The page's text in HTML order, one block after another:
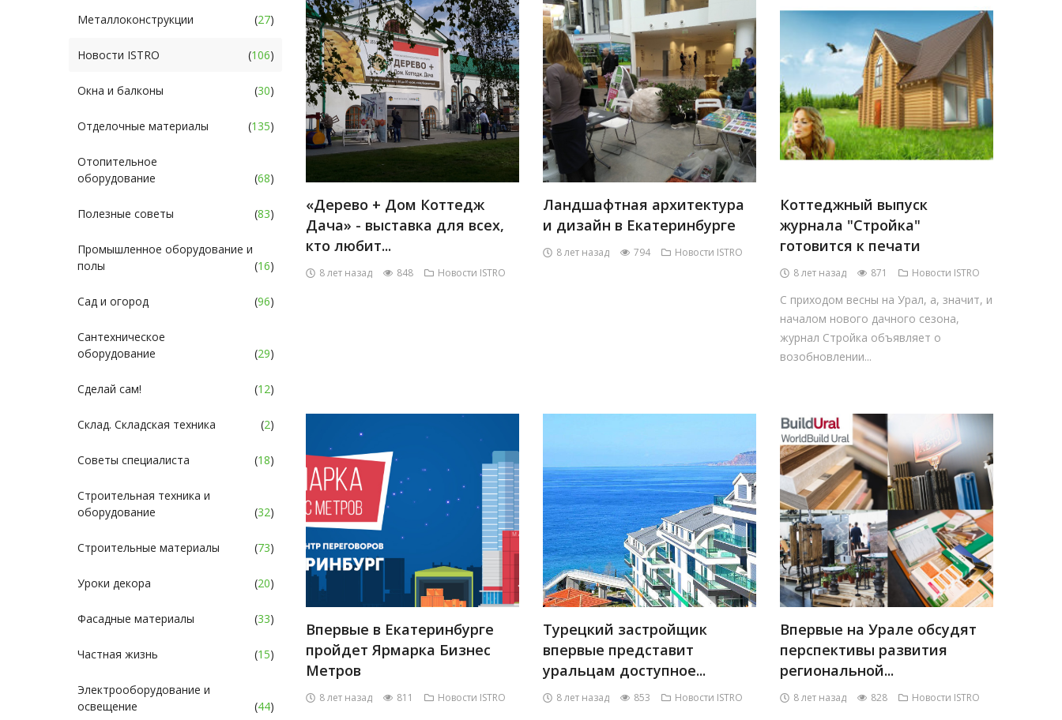
Металлоконструкции (27)
Новости ISTRO (106)
Окна и балконы (30)
Отделочные материалы (135)
Отопительное
оборудование
(68)
Полезные советы (83)
Промышленное оборудование и
полы
(16)
Сад и огород (96)
Сантехническое
оборудование
(29)
Сделай сам! (12)
Склад. Складская техника (2)
Советы специалиста (18)
Строительная техника и
оборудование
(32)
Строительные материалы (73)
Уроки декора (20)
Фасадные материалы (33)
Частная жизнь (15)
Электрооборудование и
освещение
(44)
«Дерево + Дом Коттедж
Дача» - выставка для всех,
кто любит...
8 лет назад 848 Новости ISTRO
Ландшафтная архитектура
и дизайн в Екатеринбурге
8 лет назад 794 Новости ISTRO
Коттеджный выпуск
журнала "Стройка"
готовится к печати
8 лет назад 871 Новости ISTRO
С приходом весны на Урал, а, значит, и
началом нового дачного сезона,
журнал Стройка объявляет о
возобновлении...
Впервые в Екатеринбурге
пройдет Ярмарка Бизнес
Метров
8 лет назад 811 Новости ISTRO
Турецкий застройщик
впервые представит
уральцам доступное...
8 лет назад 853 Новости ISTRO
Впервые на Урале обсудят
перспективы развития
региональной...
8 лет назад 828 Новости ISTRO